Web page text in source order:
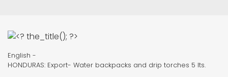
English -
HONDURAS: Export- Water backpacks and drip torches 5 lts.